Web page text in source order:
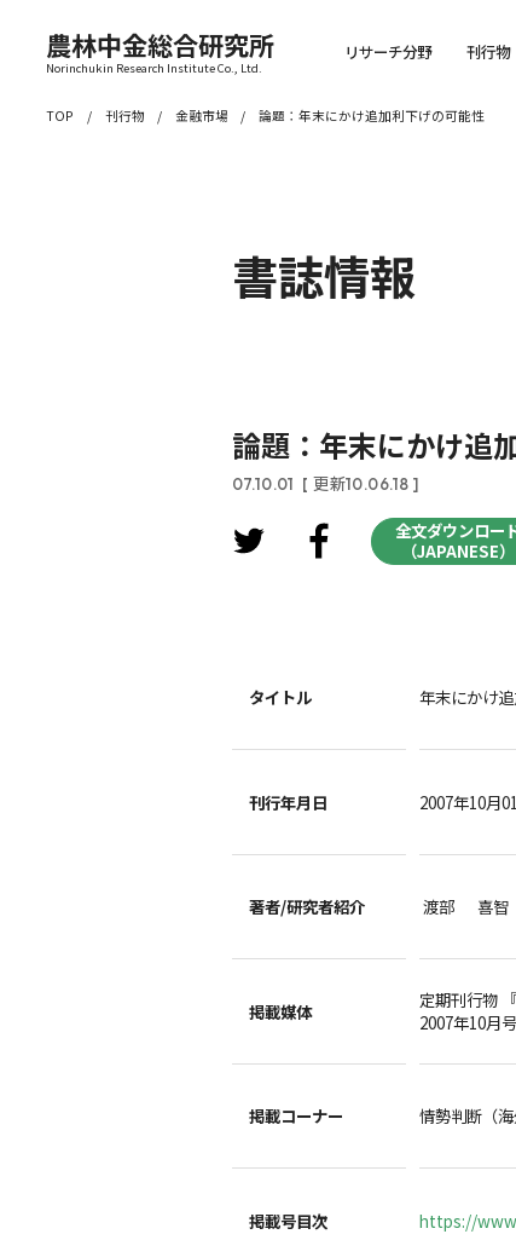
農林中金総合研究所
Norinchukin Research Institute Co., Ltd.
リサーチ分野 刊行物
TOP 刊行物 金融市場 論題：年末にかけ追加利下げの可能性
書誌情報
論題：年末にかけ追
07.10.01 [ 更新10.06.18 ]
全文ダウンロー
（JAPANESE）
タイトル 年末にかけ
刊行年月日 2007年10月
著者/研究者紹介 渡部 喜智
掲載媒体
定期刊行物
2007年10月
掲載コーナー 情勢判断（海
掲載号目次 https://